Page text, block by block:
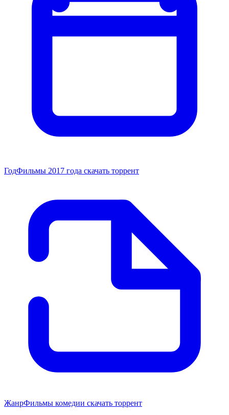
ГодФильмы 2017 года скачать торрент
ЖанрФильмы комедии скачать торрент